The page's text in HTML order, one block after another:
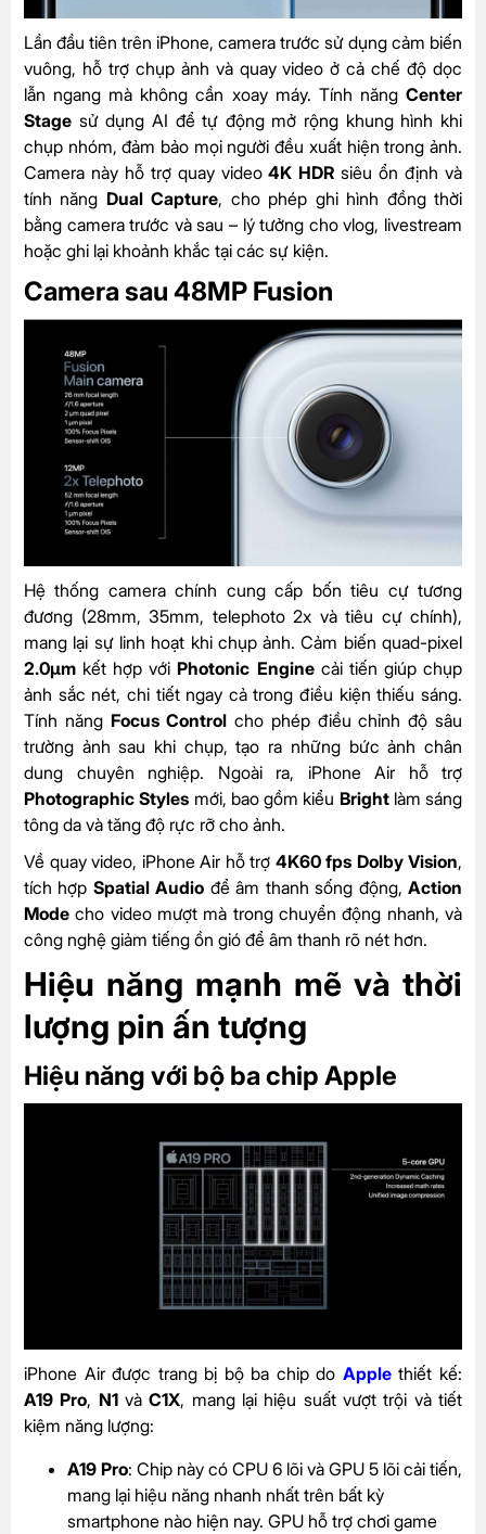
Lần đầu tiên trên iPhone, camera trước sử dụng cảm biến
vuông, hỗ trợ chụp ảnh và quay video ở cả chế độ dọc
lẫn ngang mà không cần xoay máy. Tính năng Center
Stage sử dụng AI để tự động mở rộng khung hình khi
chụp nhóm, đảm bảo mọi người đều xuất hiện trong ảnh.
Camera này hỗ trợ quay video4K HDR siêu ổn định và
tính năng Dual Capture, cho phép ghi hình đồng thời
bằng camera trước và sau – lý tưởng cho vlog, livestream
hoặc ghi lại khoảnh khắc tại các sự kiện.
Camera sau 48MP Fusion
Hệ thống camera chính cung cấp bốn tiêu cự tương
đương (28mm, 35mm, telephoto 2x và tiêu cự chính),
mang lại sự linh hoạt khi chụp ảnh. Cảm biến quad-pixel
2.0µm kết hợp vớiPhotonic Enginecải tiến giúp chụp
ảnh sắc nét, chi tiết ngay cả trong điều kiện thiếu sáng.
Tính năng Focus Control cho phép điều chỉnh độ sâu
trường ảnh sau khi chụp, tạo ra những bức ảnh chân
dung chuyên nghiệp. Ngoài ra, iPhone Air hỗ trợ
Photographic Styles mới, bao gồm kiểu Brightlàm sáng
tông da và tăng độ rực rỡ cho ảnh.
Về quay video, iPhone Air hỗ trợ 4K60 fps Dolby Vision,
tích hợp Spatial Audio để âm thanh sống động,Action
Mode cho video mượt mà trong chuyển động nhanh, và
công nghệ giảm tiếng ồn gió để âm thanh rõ nét hơn.
Hiệu năng mạnh mẽ và thời
lượng pin ấn tượng
Hiệu năng với bộ ba chip Apple
iPhone Air được trang bị bộ ba chip do Applethiết kế:
A19 Pro, N1vàC1X, mang lại hiệu suất vượt trội và tiết
kiệm năng lượng:
A19 Pro: Chip này có CPU 6 lõi và GPU 5 lõi cải tiến,
mang lại hiệu năng nhanh nhất trên bất kỳ
smartphone nào hiện nay. GPU hỗ trợ chơi game